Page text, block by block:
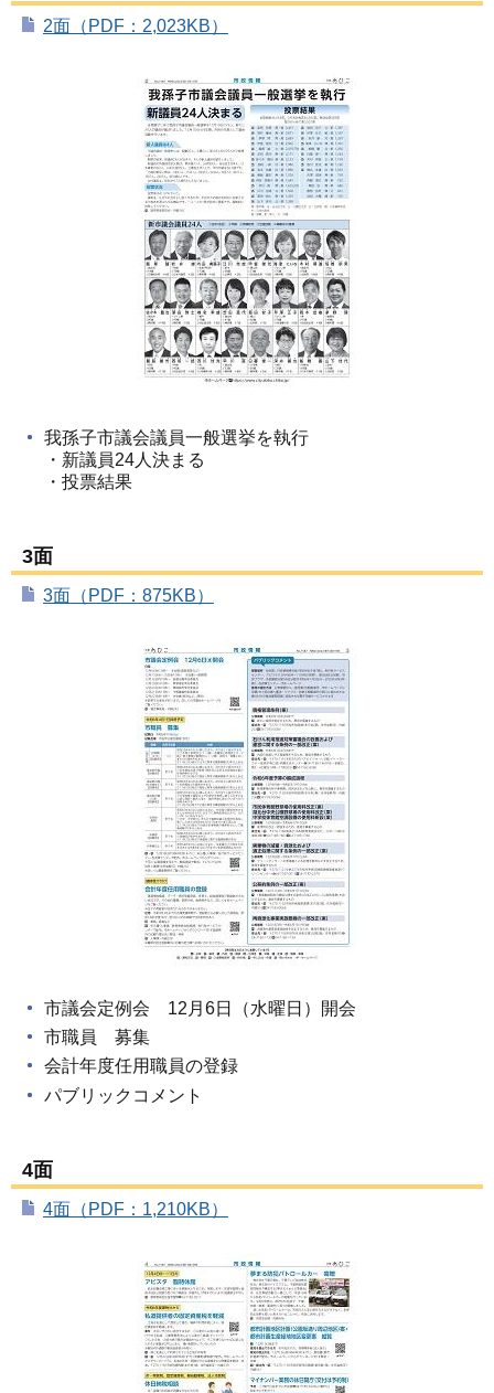
2面（PDF：2,023KB）
我孫子市議会議員一般選挙を執行
・新議員24人決まる
・投票結果
3面
3面（PDF：875KB）
市議会定例会 12月6日（水曜日）開会
市職員 募集
会計年度任用職員の登録
パブリックコメント
4面
4面（PDF：1,210KB）